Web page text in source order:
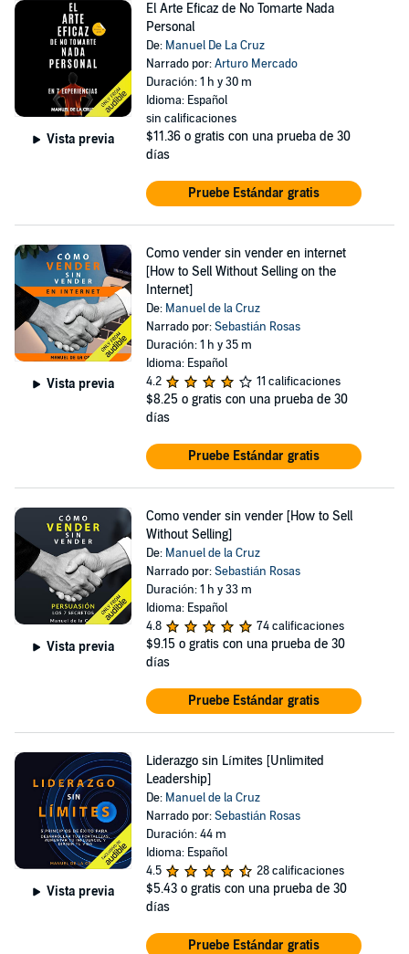
Vista previa
El Arte Eficaz de No Tomarte Nada
Personal
De: Manuel De La Cruz
Narrado por:Arturo Mercado
Duración: 1 h y 30 m
Idioma: Español
sin calificaciones
$11.36 o gratis con una prueba de 30
días
Pruebe Estándar gratis
Vista previa
Como vender sin vender en internet
[How to Sell Without Selling on the
Internet]
De: Manuel de la Cruz
Narrado por:Sebastián Rosas
Duración: 1 h y 35 m
Idioma: Español
4.2
11 calificaciones
$8.25 o gratis con una prueba de 30
días
Pruebe Estándar gratis
Vista previa
Como vender sin vender [How to Sell
Without Selling]
De: Manuel de la Cruz
Narrado por:Sebastián Rosas
Duración: 1 h y 33 m
Idioma: Español
4.8
74 calificaciones
$9.15 o gratis con una prueba de 30
días
Pruebe Estándar gratis
Vista previa
Liderazgo sin Límites [Unlimited
Leadership]
De: Manuel de la Cruz
Narrado por:Sebastián Rosas
Duración: 44 m
Idioma: Español
4.5
28 calificaciones
$5.43 o gratis con una prueba de 30
días
Pruebe Estándar gratis